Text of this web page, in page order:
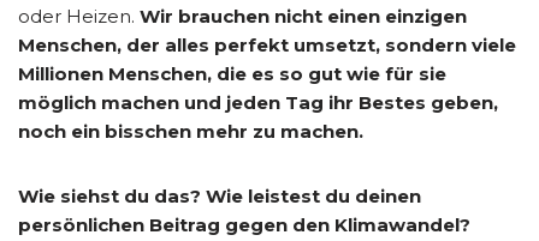
oder Heizen. Wir brauchen nicht einen einzigen
Menschen, der alles perfekt umsetzt, sondern viele
Millionen Menschen, die es so gut wie für sie
möglich machen und jeden Tag ihr Bestes geben,
noch ein bisschen mehr zu machen.
Wie siehst du das? Wie leistest du deinen
persönlichen Beitrag gegen den Klimawandel?